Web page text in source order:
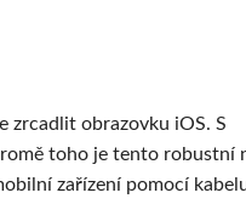
zrcadlit obrazovku iOS. S
toho je tento robustní
zařízení pomocí